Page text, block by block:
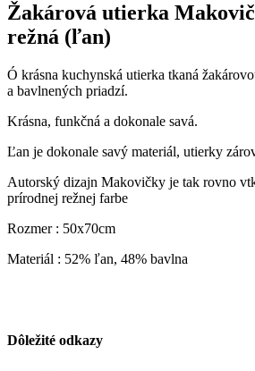
Žakárová utierka
režná (ľan)
Ó krásna kuchynská utierka tkaná
a bavlnených priadzí.
Krásna, funkčná a dokonale savá.
Ľan je dokonale savý materiál, utierky
Autorský dizajn Makovičky je tak rovno
prírodnej režnej farbe
Rozmer : 50x70cm
Materiál : 52% ľan, 48% bavlna
Dôležité odkazy